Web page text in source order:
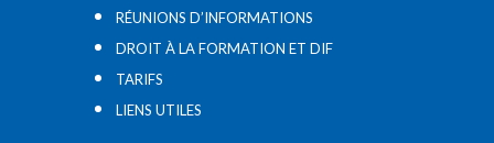
RÉUNIONS D’INFORMATIONS
DROIT À LA FORMATION ET DIF
TARIFS
LIENS UTILES​